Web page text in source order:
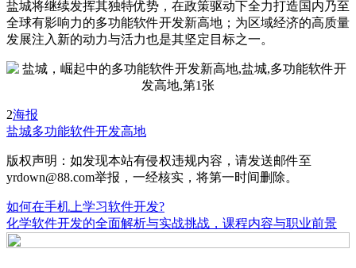
盐城将继续发挥其独特优势，在政策驱动下全力打造国内乃至
全球有影响力的多功能软件开发新高地；为区域经济的高质量
发展注入新的动力与活力也是其坚定目标之一。
2海报
盐城多功能软件开发高地
版权声明：如发现本站有侵权违规内容，请发送邮件至
yrdown@88.com举报，一经核实，将第一时间删除。
如何在手机上学习软件开发?
化学软件开发的全面解析与实战挑战，课程内容与职业前景